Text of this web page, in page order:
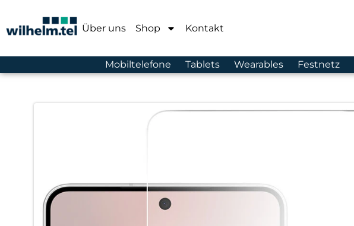
Über uns Shop Kontakt
Mobiltelefone Tablets Wearables Festnetz